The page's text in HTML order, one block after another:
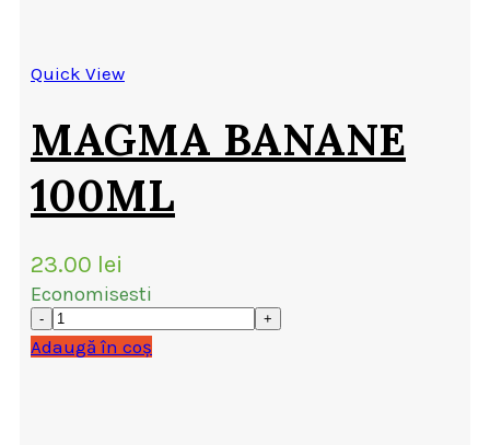
Quick View
MAGMA BANANE
100ML
23.00 lei
Economisesti
Adaugă în coș